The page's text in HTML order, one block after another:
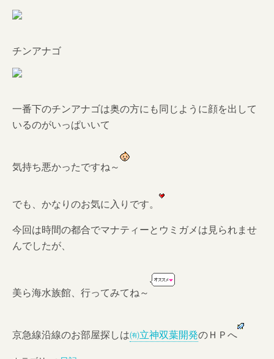
チンアナゴ
一番下のチンアナゴは奥の方にも同じように顔を出して
いるのがいっぱいいて
気持ち悪かったですね～
でも、かなりのお気に入りです。
今回は時間の都合でマナティーとウミガメは見られませ
んでしたが、
美ら海水族館、行ってみてね～
京急線沿線のお部屋探しは㈲立神双葉開発のＨＰへ